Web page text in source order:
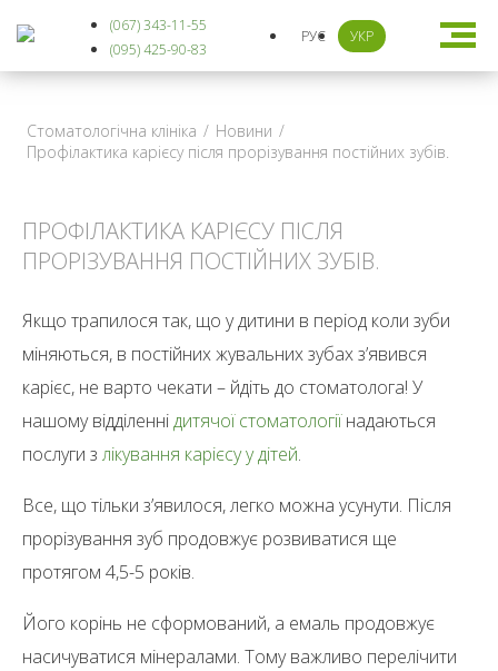
(067) 343-11-55
(095) 425-90-83
РУС УКР
Стоматологічна клініка / Новини /
Профілактика карієсу після прорізування постійних зубів.
ПРОФІЛАКТИКА КАРІЄСУ ПІСЛЯ
ПРОРІЗУВАННЯ ПОСТІЙНИХ ЗУБІВ.
Якщо трапилося так, що у дитини в період коли зуби
міняються, в постійних жувальних зубах з’явився
карієс, не варто чекати – йдіть до стоматолога! У
нашому відділеннідитячої стоматологіїнадаються
послуги з лікування карієсу у дітей.
Все, що тільки з’явилося, легко можна усунути. Після
прорізування зуб продовжує розвиватися ще
протягом 4,5-5 років.
Його корінь не сформований, а емаль продовжує
насичуватися мінералами. Тому важливо перелічити